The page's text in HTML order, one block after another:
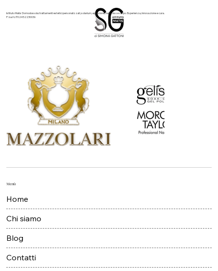
Menù
Home
Chi siamo
Blog
Contatti
Istituto Matis Domodossola: trattamenti estetici personalizzati, solarium, epilazione, nails, viso e corpo. Esperienza, innovazione e cura.
P. Iva N. IT02452230036